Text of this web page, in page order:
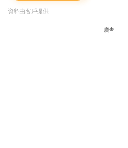
資料由客戶提供
廣告